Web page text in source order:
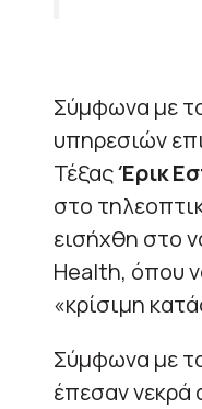
Σύμφωνα με
υπηρεσιών
ΤέξαςΈρικ
στο
εισήχθη στο
Health, όπου
«κρίσιμη
Σύμφωνα με
έπεσαν